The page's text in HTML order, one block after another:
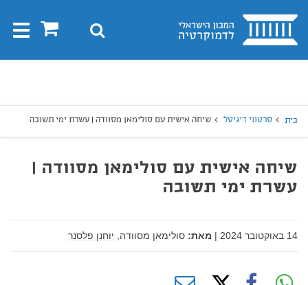
בית 0 חיפוש
בית סרטוני דיגיטל שיחה אישית עם סולימאן מסוודה | עשרת ימי תשובה
שיחה אישית עם סולימאן מסוודה |
עשרת ימי תשובה
14 באוקטובר 2024 | מאת: סולימאן מסוודה, יוחנן פלסנר